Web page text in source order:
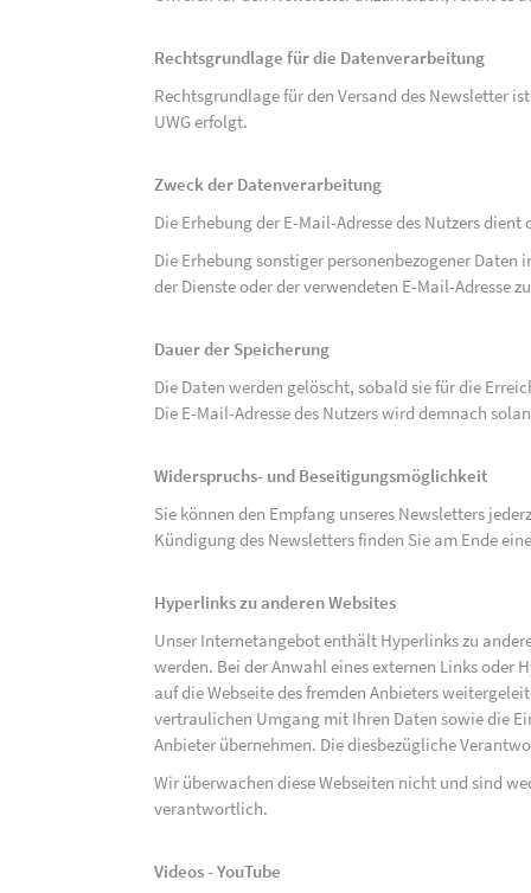
Rechtsgrundlage für die Datenverarbeitung
Rechtsgrundlage für den Versand des Newsletter ist
UWG erfolgt.
Zweck der Datenverarbeitung
Die Erhebung der E-Mail-Adresse des Nutzers
Die Erhebung sonstiger personenbezogener
der Dienste oder der verwendeten E-Mail-Adresse
Dauer der Speicherung
Die Daten werden gelöscht, sobald sie für die
Die E-Mail-Adresse des Nutzers wird demnach
Widerspruchs- und Beseitigungsmöglichkeit
Sie können den Empfang unseres Newsletters
Kündigung des Newsletters finden Sie am Ende
Hyperlinks zu anderen Websites
Unser Internetangebot enthält Hyperlinks zu
werden. Bei der Anwahl eines externen Links oder
auf die Webseite des fremden Anbieters
vertraulichen Umgang mit Ihren Daten sowie die
Anbieter übernehmen. Die diesbezügliche
Wir überwachen diese Webseiten nicht und sind
verantwortlich.
Videos - YouTube